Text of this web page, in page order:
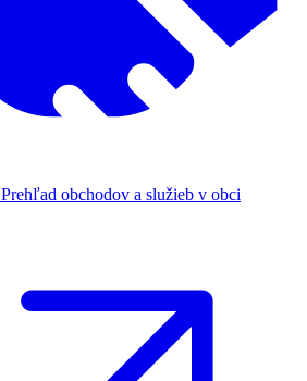
Prehľad obchodov a služieb v obci